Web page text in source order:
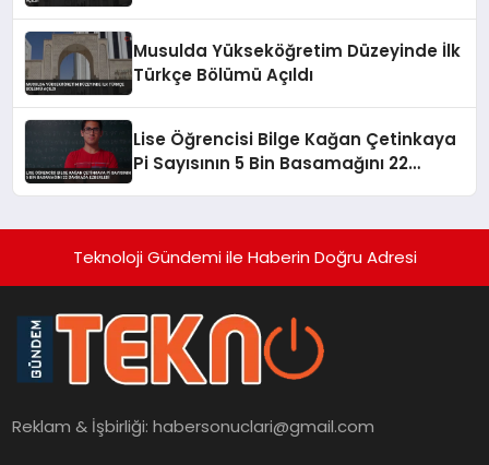
Musulda Yükseköğretim Düzeyinde İlk
Türkçe Bölümü Açıldı
Lise Öğrencisi Bilge Kağan Çetinkaya
Pi Sayısının 5 Bin Basamağını 22
Teknoloji Gündemi ile Haberin Doğru Adresi
Reklam & İşbirliği:habersonuclari@gmail.com